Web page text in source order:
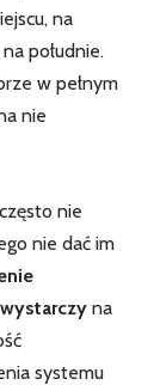
​na
południe.
w pełnym
‌nie
nie
nie dać im
na
systemu